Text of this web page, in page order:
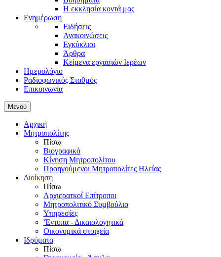
Η εκκλησία κοντά μας
Ενημέρωση
Ειδήσεις
Ανακοινώσεις
Εγκύκλιοι
Άρθρα
Κείμενα εργασιών Ιερέων
Ημερολόγιο
Ραδιοφωνικός Σταθμός
Επικοινωνία
Μενού
Αρχική
Μητροπολίτης
Πίσω
Βιογραφικό
Κίνηση Μητροπολίτου
Προηγούμενοι Μητροπολίτες Ηλείας
Διοίκηση
Πίσω
Αρχιερατκοί Επίτροποι
Μητροπολιτικό Συμβούλιο
Υπηρεσίες
'Έντυπα - Δικαιολογητικά
Οικονομικά στοιχεία
Ιδρύματα
Πίσω